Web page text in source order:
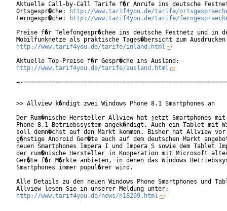
Aktuelle Call-by-Call Tarife f�r Anrufe ins deutsche
Ortsgespr�che:
http://www.tarif4you.de/tarife/
Ferngespr�che:
http://www.tarif4you.de/tarife/
Preise f�r Telefongespr�chee ins deutsche Festnetz und in
http://www.tarif4you.de/tarife/inland.html
http://www.tarif4you.de/tarife/ausland.html
+-
>> Allview k�ndigt zwei Windows Phone 8.1 Smartphones an
Der Rum�nische Hersteller Allview hat jetzt Smartphones mit
Phone 8.1 Betriebssystem angek�ndigt. Auch ein Tablet mit
soll demn�chst auf den Markt kommen. Bisher hat Allview
g�nstige Android Ger�te auch auf dem deutschen Markt
neuen Smartphones Impera I und Impera S sowie dem Tablet
der rum�nische Hersteller in Kooperation mit Microsoft
Ger�te f�r M�rkte anbieten, in denen das Windows
Smartphones immer popul�rer wird.
Alle Details zu den neuen Windows Phone Smartphones und
http://www.tarif4you.de/news/n18269.html